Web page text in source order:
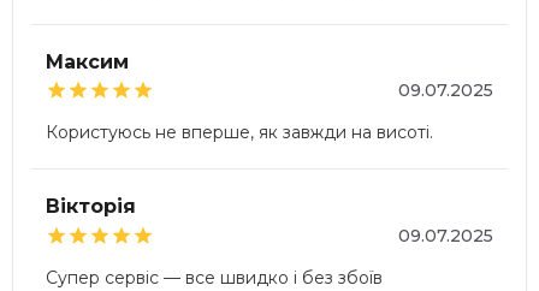
Максим

09.07.2025
Користуюсь не вперше, як завжди на висоті.
Вікторія

09.07.2025
Супер сервіс — все швидко і без збоїв